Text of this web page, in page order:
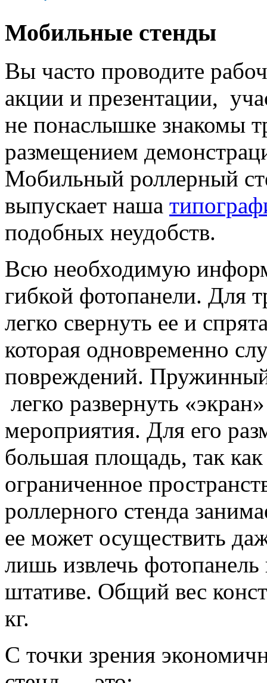
Мобильные стенды
Вы часто проводите
акции и презентации,
не понаслышке знакомы
размещением
Мобильный роллерный
выпускает наша
подобных неудобств.
Всю необходимую
гибкой фотопанели. Для
легко свернуть ее и
которая одновременно
повреждений.
легко развернуть
мероприятия. Для его
большая площадь, так
ограниченное
роллерного стенда
ее может осуществить
лишь извлечь фотопанель
штативе. Общий вес
кг.
С точки зрения